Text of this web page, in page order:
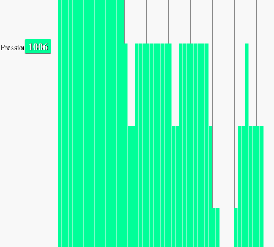
Pression 1006